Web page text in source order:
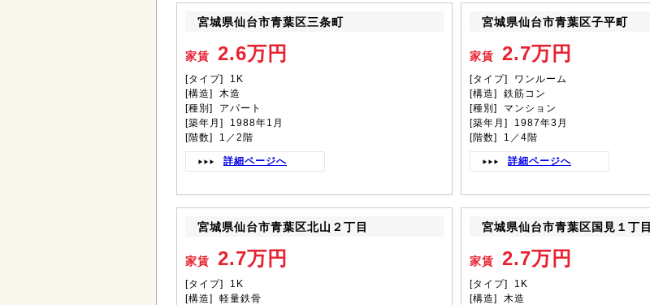
宮城県仙台市青葉区三条町
家賃 2.6万円
[タイプ] 1K
[構造] 木造
[種別] アパート
[築年月] 1988年1月
[階数] 1／2階
詳細ページへ
宮城県仙台市青葉区子平町
家賃 2.7万円
[タイプ] ワンルーム
[構造] 鉄筋コン
[種別] マンション
[築年月] 1987年3月
[階数] 1／4階
詳細ページへ
宮城県仙台市青葉区北山２丁目
家賃 2.7万円
[タイプ] 1K
[構造] 軽量鉄骨
宮城県仙台市青葉区国見１丁目
家賃 2.7万円
[タイプ] 1K
[構造] 木造